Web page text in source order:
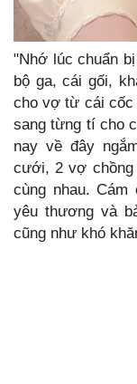
"Nhớ lúc chuẩn
bộ ga, cái gối,
cho vợ từ cái cốc
sang từng tí cho
nay về đây
cưới, 2 vợ chồng
cùng nhau.
yêu thương và
cũng như khó